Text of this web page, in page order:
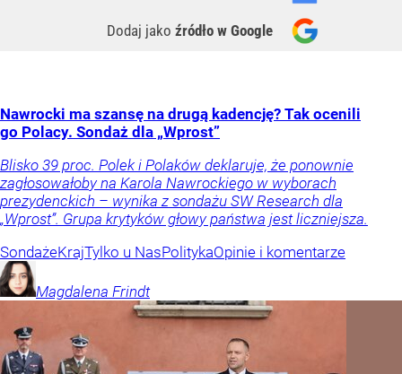
Dodaj jako źródło w Google
Nawrocki ma szansę na drugą kadencję? Tak ocenili
go Polacy. Sondaż dla „Wprost”
Blisko 39 proc. Polek i Polaków deklaruje, że ponownie
zagłosowałoby na Karola Nawrockiego w wyborach
prezydenckich – wynika z sondażu SW Research dla
„Wprost”. Grupa krytyków głowy państwa jest liczniejsza.
SondażeKrajTylko u NasPolitykaOpinie i komentarze
Magdalena Frindt